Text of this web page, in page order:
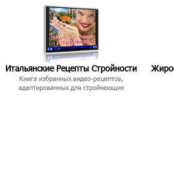
Итальянские Рецепты Стройности
Книга избранных видео-рецептов,
адаптированных для стройнеющих